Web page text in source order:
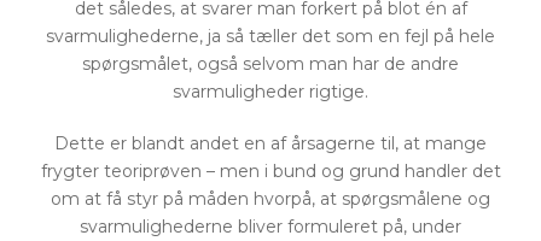
det således, at svarer man forkert på blot én af
svarmulighederne, ja så tæller det som en fejl på hele
spørgsmålet, også selvom man har de andre
svarmuligheder rigtige.
Dette er blandt andet en af årsagerne til, at mange
frygter teoriprøven – men i bund og grund handler det
om at få styr på måden hvorpå, at spørgsmålene og
svarmulighederne bliver formuleret på, under